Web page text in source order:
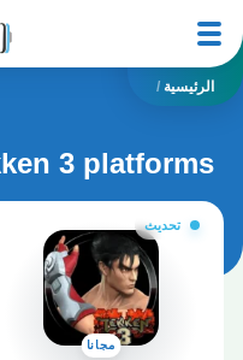
الرئيسية /
3 platforms
تحديث
مجانا